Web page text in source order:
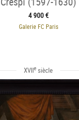
4 900 €
Galerie FC Paris
XVIIe siècle